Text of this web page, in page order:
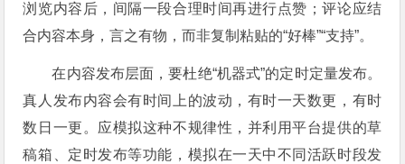
浏览内容后，间隔一段合理时间再进行点赞；评论应结
合内容本身，言之有物，而非复制粘贴的“好棒”“支持”。
在内容发布层面，要杜绝“机器式”的定时定量发布。
真人发布内容会有时间上的波动，有时一天数更，有时
数日一更。应模拟这种不规律性，并利用平台提供的草
稿箱、定时发布等功能，模拟在一天中不同活跃时段发